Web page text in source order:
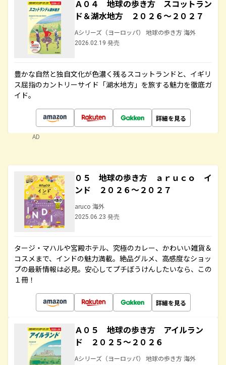
Ａ０４ 地球の歩き方 スコットラン
ド＆湖水地方 ２０２６～２０２７
Aシリーズ（ヨーロッパ） 地球の歩き方 海外
2026.02.19 発売
豊かな自然と独自文化が色濃く残るスコットランドと、イギリ
ス屈指のカントリーサイド「湖水地方」を旅する魅力を徹底ガ
イド。
詳細を見る
AD
０５ 地球の歩き方 ａｒｕｃｏ イ
ンド ２０２６～２０２７
aruco 海外
2025.06.23 発売
タージ・マハルや宮殿ホテル、究極のカレー、かわいい雑貨＆
コスメまで、インドの魅力満載。絶品グルメ、高感度なショッ
プの最新情報は必見。安心してプチぼうけんしたいなら、この
１冊！
詳細を見る
Ａ０５ 地球の歩き方 アイルラン
ド ２０２５～２０２６
Aシリーズ（ヨーロッパ） 地球の歩き方 海外